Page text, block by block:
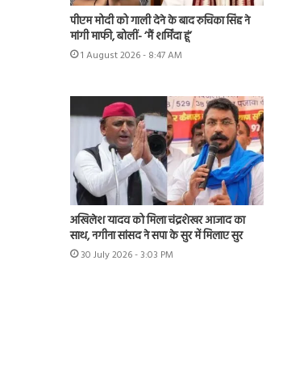
पीएम मोदी को गाली देने के बाद रुचिका सिंह ने
मांगी माफी, बोलीं- ‘मैं शर्मिंदा हूं’
1 August 2026 - 8:47 AM
अखिलेश यादव को मिला चंद्रशेखर आजाद का
साथ, नगीना सांसद ने सपा के सुर में मिलाए सुर
30 July 2026 - 3:03 PM